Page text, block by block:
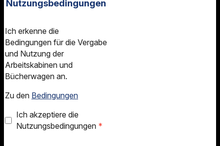
Nutzungsbedingungen
Ich erkenne die
Bedingungen für die Vergabe
und Nutzung der
Arbeitskabinen und
Bücherwagen an.
Zu den Bedingungen
Ich akzeptiere die
Nutzungsbedingungen *